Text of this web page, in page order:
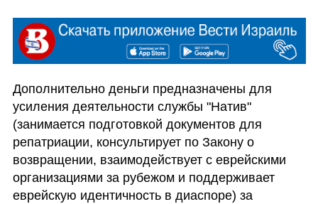
Дополнительно деньги предназначены для
усиления деятельности службы "Натив"
(занимается подготовкой документов для
репатриации, консультирует по Закону о
возвращении, взаимодействует с еврейскими
организациями за рубежом и поддерживает
еврейскую идентичность в диаспоре) за